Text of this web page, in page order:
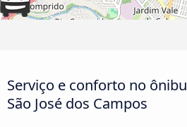
Serviço e conforto no
São José dos Campos